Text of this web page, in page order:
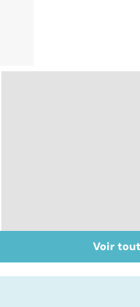
Bien dormir, mais...
sans médicaments !
Voir